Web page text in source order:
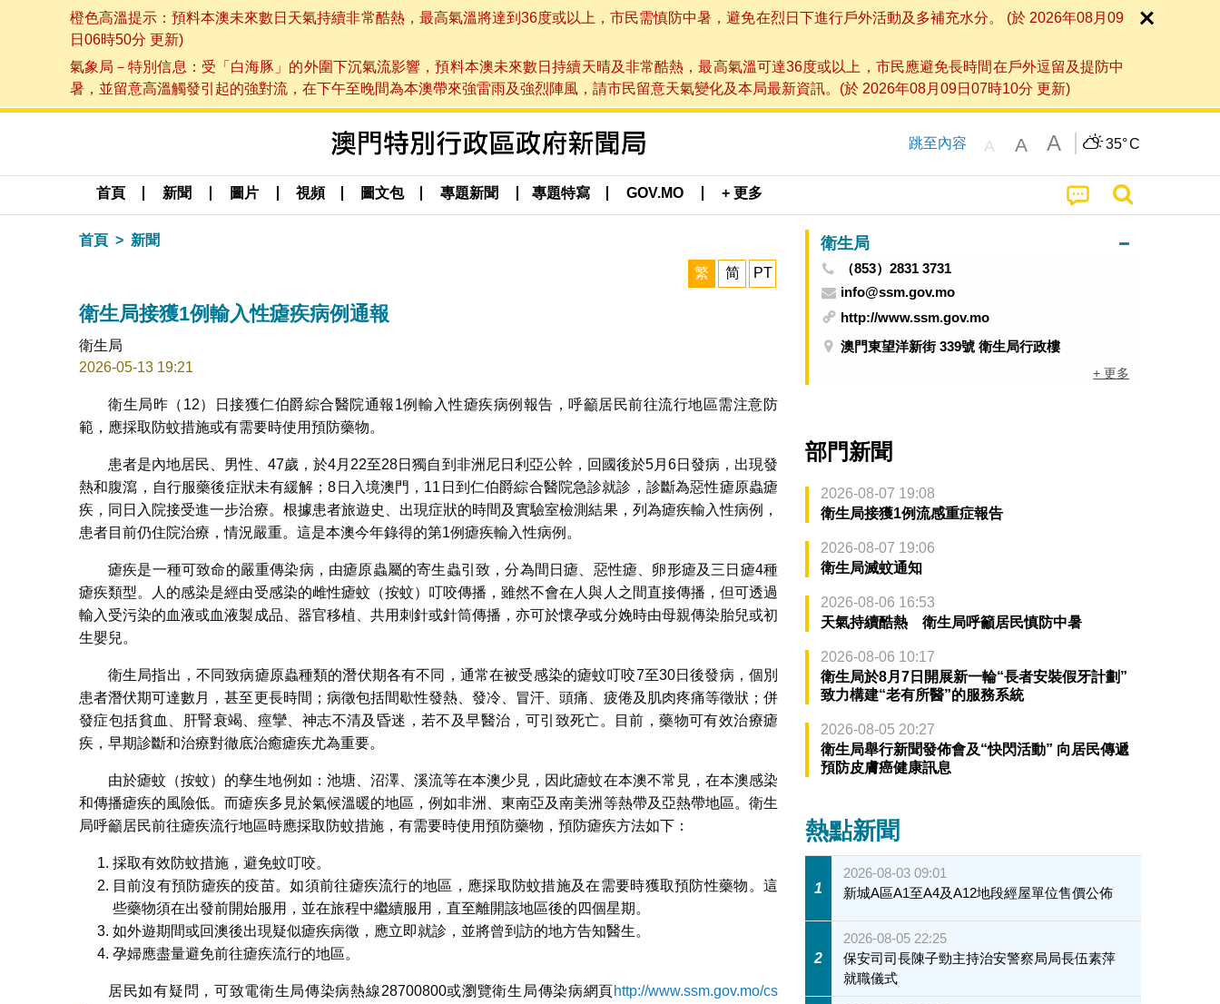
橙色高溫提示：預料本澳未來數日天氣持續非常酷熱，最高氣溫將達到36度或以上，市民需慎防中暑，避免在烈日下進行戶外活動及多補充水分。 (於 2026年08月09
日06時50分 更新)
氣象局－特別信息：受「白海豚」的外圍下沉氣流影響，預料本澳未來數日持續天晴及非常酷熱，最高氣溫可達36度或以上，市民應避免長時間在戶外逗留及提防中
暑，並留意高溫觸發引起的強對流，在下午至晚間為本澳帶來強雷雨及強烈陣風，請市民留意天氣變化及本局最新資訊。(於 2026年08月09日07時10分 更新)
跳至內容 A A A 35°C
首頁 新聞 圖片 視頻 圖文包 專題新聞 專題特寫 GOV.MO + 更多
首頁 新聞
繁 简 PT
衛生局接獲1例輸入性瘧疾病例通報
衛生局
2026-05-13 19:21
衛生局昨（12）日接獲仁伯爵綜合醫院通報1例輸入性瘧疾病例報告，呼籲居民前往流行地區需注意防
範，應採取防蚊措施或有需要時使用預防藥物。
患者是內地居民、男性、47歲，於4月22至28日獨自到非洲尼日利亞公幹，回國後於5月6日發病，出現發
熱和腹瀉，自行服藥後症狀未有緩解；8日入境澳門，11日到仁伯爵綜合醫院急診就診，診斷為惡性瘧原蟲瘧
疾，同日入院接受進一步治療。根據患者旅遊史、出現症狀的時間及實驗室檢測結果，列為瘧疾輸入性病例，
患者目前仍住院治療，情況嚴重。這是本澳今年錄得的第1例瘧疾輸入性病例。
瘧疾是一種可致命的嚴重傳染病，由瘧原蟲屬的寄生蟲引致，分為間日瘧、惡性瘧、卵形瘧及三日瘧4種
瘧疾類型。人的感染是經由受感染的雌性瘧蚊（按蚊）叮咬傳播，雖然不會在人與人之間直接傳播，但可透過
輸入受污染的血液或血液製成品、器官移植、共用刺針或針筒傳播，亦可於懷孕或分娩時由母親傳染胎兒或初
生嬰兒。
衛生局指出，不同致病瘧原蟲種類的潛伏期各有不同，通常在被受感染的瘧蚊叮咬7至30日後發病，個別
患者潛伏期可達數月，甚至更長時間；病徵包括間歇性發熱、發冷、冒汗、頭痛、疲倦及肌肉疼痛等徵狀；併
發症包括貧血、肝腎衰竭、痙攣、神志不清及昏迷，若不及早醫治，可引致死亡。目前，藥物可有效治療瘧
疾，早期診斷和治療對徹底治癒瘧疾尤為重要。
由於瘧蚊（按蚊）的孳生地例如：池塘、沼澤、溪流等在本澳少見，因此瘧蚊在本澳不常見，在本澳感染
和傳播瘧疾的風險低。而瘧疾多見於氣候溫暖的地區，例如非洲、東南亞及南美洲等熱帶及亞熱帶地區。衛生
局呼籲居民前往瘧疾流行地區時應採取防蚊措施，有需要時使用預防藥物，預防瘧疾方法如下：
採取有效防蚊措施，避免蚊叮咬。
目前沒有預防瘧疾的疫苗。如須前往瘧疾流行的地區，應採取防蚊措施及在需要時獲取預防性藥物。這
些藥物須在出發前開始服用，並在旅程中繼續服用，直至離開該地區後的四個星期。
如外遊期間或回澳後出現疑似瘧疾病徵，應立即就診，並將曾到訪的地方告知醫生。
孕婦應盡量避免前往瘧疾流行的地區。
居民如有疑問，可致電衛生局傳染病熱線28700800或瀏覽衛生局傳染病網頁http://www.ssm.gov.mo/cs
衛生局
（853）2831 3731
info@ssm.gov.mo
http://www.ssm.gov.mo
澳門東望洋新街 339號 衛生局行政樓
+ 更多
部門新聞
2026-08-07 19:08
衛生局接獲1例流感重症報告
2026-08-07 19:06
衛生局滅蚊通知
2026-08-06 16:53
天氣持續酷熱 衛生局呼籲居民慎防中暑
2026-08-06 10:17
衛生局於8月7日開展新一輪“長者安裝假牙計劃”
致力構建“老有所醫”的服務系統
2026-08-05 20:27
衛生局舉行新聞發佈會及“快閃活動” 向居民傳遞
預防皮膚癌健康訊息
熱點新聞
1
2026-08-03 09:01
新城A區A1至A4及A12地段經屋單位售價公佈
2
2026-08-05 22:25
保安司司長陳子勁主持治安警察局局長伍素萍
就職儀式